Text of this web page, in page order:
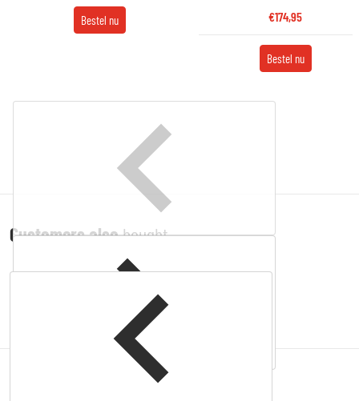
Bestel nu €174,95
Bestel nu
Customers alsobought
products